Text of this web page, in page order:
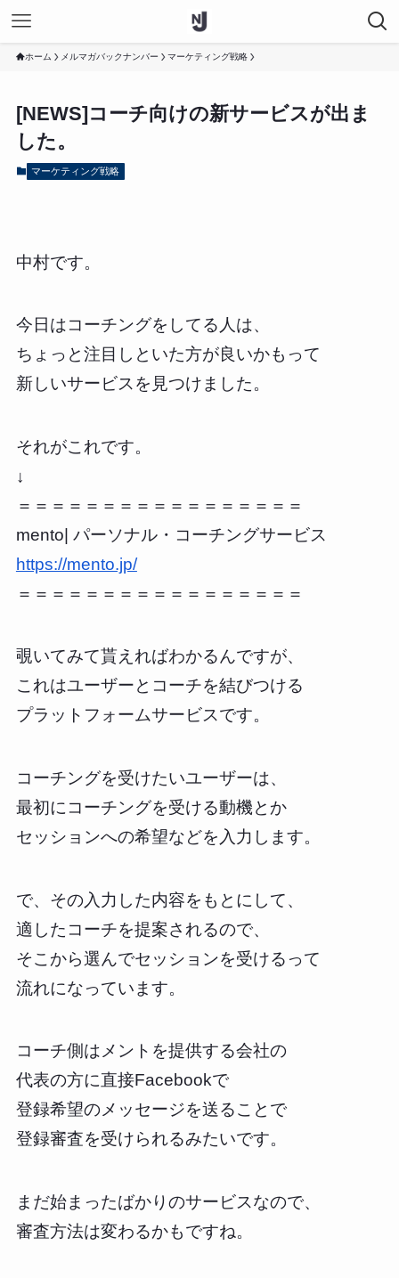
ホーム メルマガバックナンバー マーケティング戦略
[NEWS]コーチ向けの新サービスが出ま
した。
マーケティング戦略
中村です。
今日はコーチングをしてる人は、
ちょっと注目しといた方が良いかもって
新しいサービスを見つけました。
それがこれです。
↓
＝＝＝＝＝＝＝＝＝＝＝＝＝＝＝＝＝
mento| パーソナル・コーチングサービス
https://mento.jp/
＝＝＝＝＝＝＝＝＝＝＝＝＝＝＝＝＝
覗いてみて貰えればわかるんですが、
これはユーザーとコーチを結びつける
プラットフォームサービスです。
コーチングを受けたいユーザーは、
最初にコーチングを受ける動機とか
セッションへの希望などを入力します。
で、その入力した内容をもとにして、
適したコーチを提案されるので、
そこから選んでセッションを受けるって
流れになっています。
コーチ側はメントを提供する会社の
代表の方に直接Facebookで
登録希望のメッセージを送ることで
登録審査を受けられるみたいです。
まだ始まったばかりのサービスなので、
審査方法は変わるかもですね。